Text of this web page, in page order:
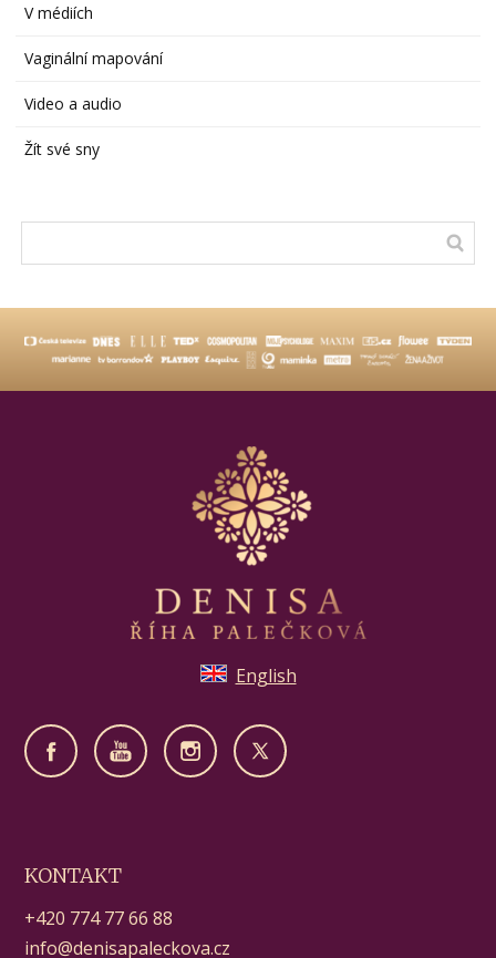
V médiích
Vaginální mapování
Video a audio
Žít své sny
English
KONTAKT
+420 774 77 66 88
info@denisapaleckova.cz